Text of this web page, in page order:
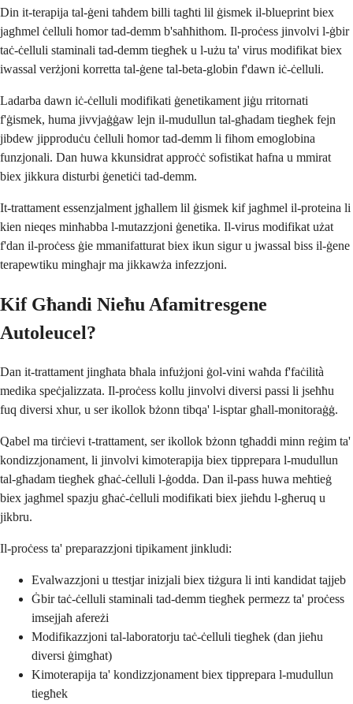
Din it-terapija tal-ġeni taħdem billi tagħti lil ġismek il-blueprint biex
jagħmel ċelluli ħomor tad-demm b'saħħithom. Il-proċess jinvolvi l-ġbir
taċ-ċelluli staminali tad-demm tiegħek u l-użu ta' virus modifikat biex
iwassal verżjoni korretta tal-ġene tal-beta-globin f'dawn iċ-ċelluli.
Ladarba dawn iċ-ċelluli modifikati ġenetikament jiġu rritornati
f'ġismek, huma jivvjaġġaw lejn il-mudullun tal-għadam tiegħek fejn
jibdew jipproduċu ċelluli ħomor tad-demm li fihom emoglobina
funzjonali. Dan huwa kkunsidrat approċċ sofistikat ħafna u mmirat
biex jikkura disturbi ġenetiċi tad-demm.
It-trattament essenzjalment jgħallem lil ġismek kif jagħmel il-proteina li
kien nieqes minħabba l-mutazzjoni ġenetika. Il-virus modifikat użat
f'dan il-proċess ġie mmanifatturat biex ikun sigur u jwassal biss il-ġene
terapewtiku mingħajr ma jikkawża infezzjoni.
Kif Għandi Nieħu Afamitresgene
Autoleucel?
Dan it-trattament jingħata bħala infużjoni ġol-vini waħda f'faċilità
medika speċjalizzata. Il-proċess kollu jinvolvi diversi passi li jseħħu
fuq diversi xhur, u ser ikollok bżonn tibqa' l-isptar għall-monitoraġġ.
Qabel ma tirċievi t-trattament, ser ikollok bżonn tgħaddi minn reġim ta'
kondizzjonament, li jinvolvi kimoterapija biex tipprepara l-mudullun
tal-għadam tiegħek għaċ-ċelluli l-ġodda. Dan il-pass huwa meħtieġ
biex jagħmel spazju għaċ-ċelluli modifikati biex jieħdu l-għeruq u
jikbru.
Il-proċess ta' preparazzjoni tipikament jinkludi:
Evalwazzjoni u ttestjar inizjali biex tiżgura li inti kandidat tajjeb
Ġbir taċ-ċelluli staminali tad-demm tiegħek permezz ta' proċess
imsejjaħ afereżi
Modifikazzjoni tal-laboratorju taċ-ċelluli tiegħek (dan jieħu
diversi ġimgħat)
Kimoterapija ta' kondizzjonament biex tipprepara l-mudullun
tiegħek